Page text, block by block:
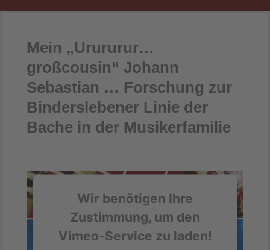
Mein „Urururur…
großcousin“ Johann
Sebastian … Forschung zur
Binderslebener Linie der
Bache in der Musikerfamilie
Wir benötigen Ihre
Zustimmung, um den
Vimeo-Service zu laden!